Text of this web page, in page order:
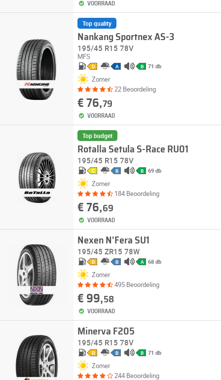
VOORRAAD
Top quality
Nankang Sportnex AS-3
195/45 R15 78V
MFS
D A B 71 db
Zomer
22 Beoordeling
€ 76,79
VOORRAAD
Top budget
Rotalla Setula S-Race RU01
195/45 R15 78V
C B B 69 db
Zomer
184 Beoordeling
€ 76,69
VOORRAAD
Nexen N'Fera SU1
195/45 ZR15 78W
D B A 68 db
Zomer
495 Beoordeling
€ 99,58
VOORRAAD
Minerva F205
195/45 R15 78V
D B B 71 db
Zomer
244 Beoordeling